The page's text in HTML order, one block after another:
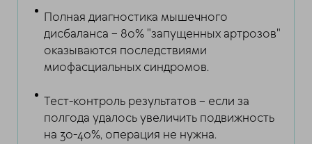
Полная диагностика мышечного
дисбаланса – 80% "запущенных артрозов"
оказываются последствиями
миофасциальных синдромов.
Тест-контроль результатов – если за
полгода удалось увеличить подвижность
на 30-40%, операция не нужна.